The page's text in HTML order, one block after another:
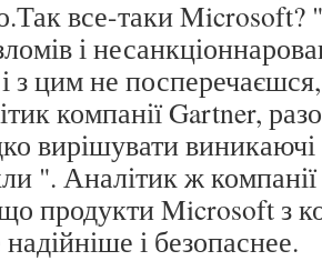
все-таки
і
з цим не
компанії Gartner,
вирішувати виникаючі
". Аналітик ж
що продукти Microsoft з
і безопаснее.